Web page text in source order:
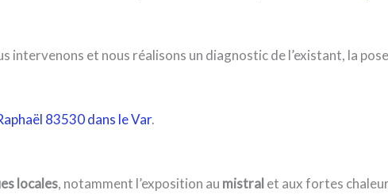
et nous réalisons un diagnostic de l’existant, la
83530 dans le Var.
locales, notamment l’exposition au mistral et aux fortes